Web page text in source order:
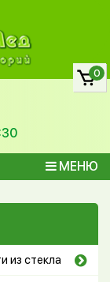
МЕНЮ
0
из стекла